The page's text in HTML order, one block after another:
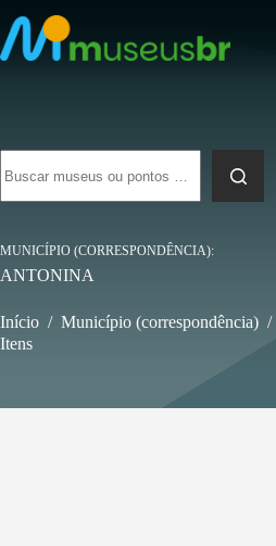
para
o
conteúdo
resultados
MUNICÍPIO (CORRESPONDÊNCIA)
ANTONINA
Início / Município (correspondência) /
Itens